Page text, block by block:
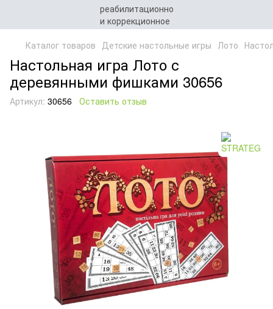
Каталог товаров Детские настольные игры Лото
Настольная игра Лото с
деревянными фишками 30656
Артикул: 30656 Оставить отзыв